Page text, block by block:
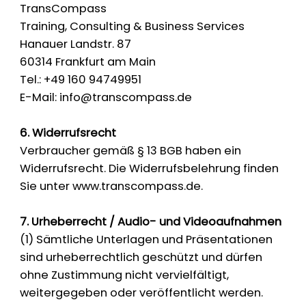
TransCompass
Training, Consulting & Business Services
Hanauer Landstr. 87
60314 Frankfurt am Main
Tel.: +49 160 94749951
E-Mail: info@transcompass.de
6. Widerrufsrecht
Verbraucher gemäß § 13 BGB haben ein
Widerrufsrecht. Die Widerrufsbelehrung finden
Sie unterwww.transcompass.de.
7. Urheberrecht / Audio- und Videoaufnahmen
(1) Sämtliche Unterlagen und Präsentationen
sind urheberrechtlich geschützt und dürfen
ohne Zustimmung nicht vervielfältigt,
weitergegeben oder veröffentlicht werden.